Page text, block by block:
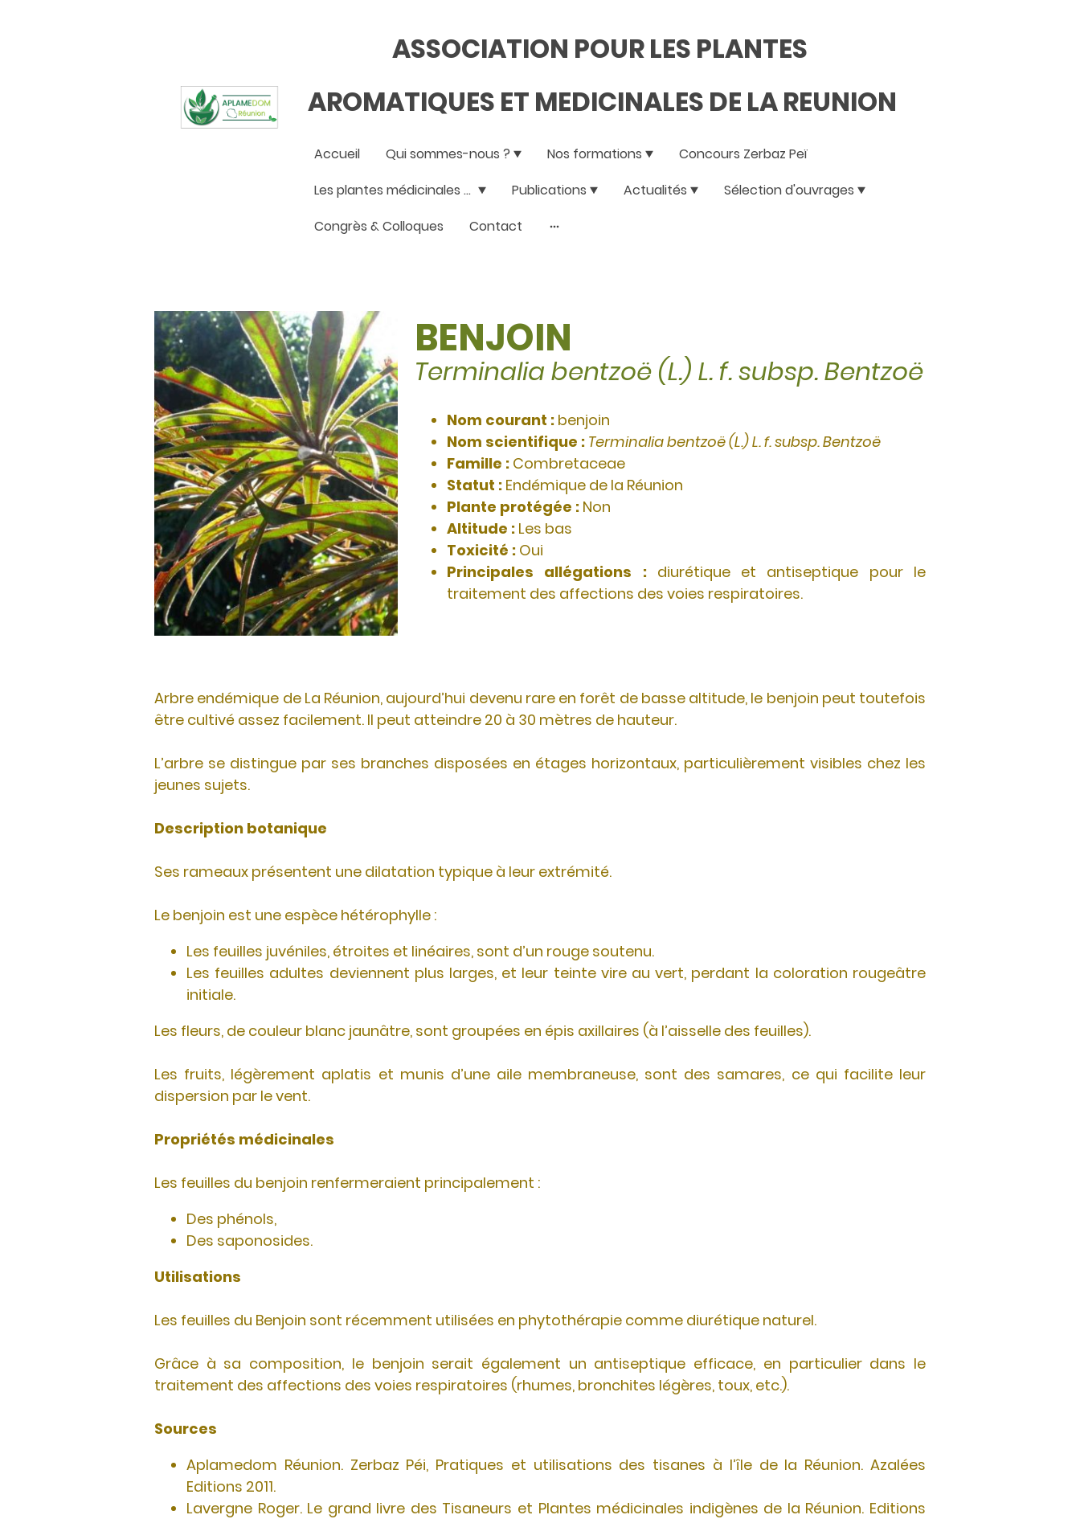
ASSOCIATION POUR LES PLANTES
AROMATIQUES ET MEDICINALES DE LA REUNION
Accueil Qui sommes-nous ? Nos formations
Concours Zerbaz Peï
Les plantes médicinales de la réunion
Publications Actualités
Sélection d'ouvrages
Congrès & Colloques
Contact
BENJOIN
Terminalia bentzoë (L.) L. f. subsp. Bentzoë
Arbre endémique de La Réunion, aujourd’hui devenu rare en forêt de basse altitude, le benjoin peut toutefois
être cultivé assez facilement. Il peut atteindre 20 à 30 mètres de hauteur.
L’arbre se distingue par ses branches disposées en étages horizontaux, particulièrement visibles chez les
jeunes sujets.
Description botanique
Ses rameaux présentent une dilatation typique à leur extrémité.
Le benjoin est une espèce hétérophylle :
Les feuilles juvéniles, étroites et linéaires, sont d’un rouge soutenu.
Les feuilles adultes deviennent plus larges, et leur teinte vire au vert, perdant la coloration rougeâtre
initiale.
Les fleurs, de couleur blanc jaunâtre, sont groupées en épis axillaires (à l’aisselle des feuilles).
Les fruits, légèrement aplatis et munis d’une aile membraneuse, sont des samares, ce qui facilite leur
dispersion par le vent.
Propriétés médicinales
Les feuilles du benjoin renfermeraient principalement :
Des phénols,
Des saponosides.
Utilisations
Les feuilles du Benjoin sont récemment utilisées en phytothérapie comme diurétique naturel.
Grâce à sa composition, le benjoin serait également un antiseptique efficace, en particulier dans le
traitement des affections des voies respiratoires (rhumes, bronchites légères, toux, etc.).
Sources
Aplamedom Réunion. Zerbaz Péi, Pratiques et utilisations des tisanes à l’île de la Réunion. Azalées
Editions 2011.
Lavergne Roger. Le grand livre des Tisaneurs et Plantes médicinales indigènes de la Réunion. Editions
Nom courant : benjoin
Nom scientifique : Terminalia bentzoë (L.) L. f. subsp. Bentzoë
Famille : Combretaceae
Statut : Endémique de la Réunion
Plante protégée : Non
Altitude : Les bas
Toxicité : Oui
Principales allégations : diurétique et antiseptique pour le
traitement des affections des voies respiratoires.